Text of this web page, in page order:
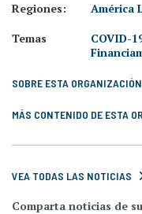
Regiones:
América
Temas
COVID-
SOBRE ESTA ORGANIZACIÓN
MÁS CONTENIDO DE ESTA
VEA TODAS LAS NOTICIAS
Comparta noticias de